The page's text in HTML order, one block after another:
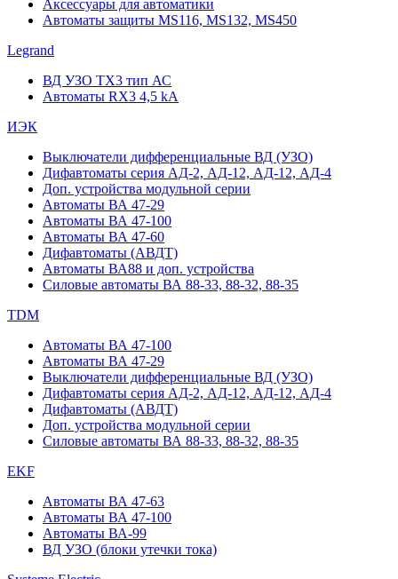
Аксессуары для автоматики
Автоматы защиты MS116, MS132, MS450
Legrand
ВД УЗО TX3 тип АС
Автоматы RX3 4,5 kA
ИЭК
Выключатели дифференциальные ВД (УЗО)
Дифавтоматы серия АД-2, АД-12, АД-12, АД-4
Доп. устройства модульной серии
Автоматы ВА 47-29
Автоматы ВА 47-100
Автоматы ВА 47-60
Дифавтоматы (АВДТ)
Автоматы ВА88 и доп. устройства
Силовые автоматы ВА 88-33, 88-32, 88-35
TDM
Автоматы ВА 47-100
Автоматы ВА 47-29
Выключатели дифференциальные ВД (УЗО)
Дифавтоматы серия АД-2, АД-12, АД-12, АД-4
Дифавтоматы (АВДТ)
Доп. устройства модульной серии
Силовые автоматы ВА 88-33, 88-32, 88-35
EKF
Автоматы ВА 47-63
Автоматы ВА 47-100
Автоматы ВА-99
ВД УЗО (блоки утечки тока)